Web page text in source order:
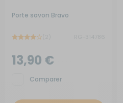
Porte savon Bravo
13,90 €
Comparer